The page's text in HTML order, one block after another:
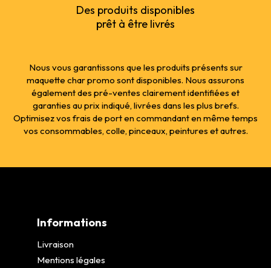
Des produits disponibles
prêt à être livrés
Nous vous garantissons que les produits présents sur
maquette char promo sont disponibles. Nous assurons
également des pré-ventes clairement identifiées et
garanties au prix indiqué, livrées dans les plus brefs.
Optimisez vos frais de port en commandant en même temps
vos consommables, colle, pinceaux, peintures et autres.
Informations
Livraison
Mentions légales